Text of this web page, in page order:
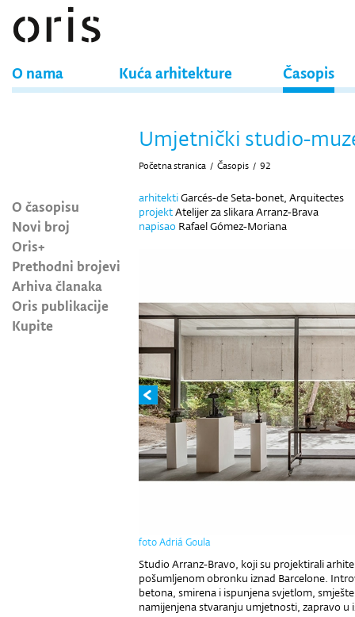
O nama Kuća arhitekture Časopis
O časopisu
Novi broj
Oris+
Prethodni brojevi
Arhiva članaka
Oris publikacije
Kupite
Umjetnički studio-
Početna stranica / Časopis / 92
arhitektiGarcés-de Seta-bonet, Arquitectes
projektAtelijer za slikara Arranz-Brava
napisao Rafael Gómez-Moriana
foto Adriá Goula
Studio Arranz-Bravo, koji su projektirali
pošumljenom obronku iznad Barcelone.
betona, smirena i ispunjena svjetlom,
namijenjena stvaranju umjetnosti, zapravo u